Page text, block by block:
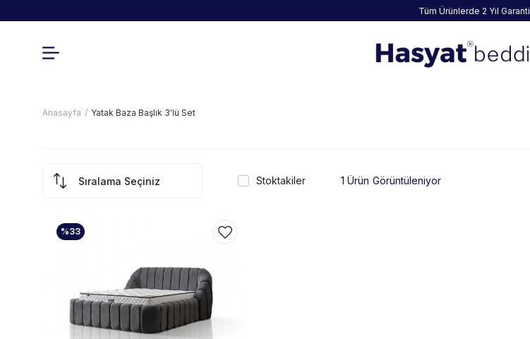
Tüm Ürünlerde 2 Yıl Garanti
Anasayfa Yatak Baza Başlık 3'lü Set
Stoktakiler 1 Ürün
%33